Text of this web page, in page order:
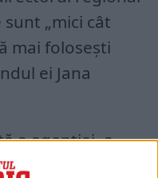
sunt „mici cât
mai folosești
ei Jana
a agenției, a
hârtii din